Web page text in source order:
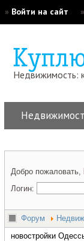
» Войти на сайт »
Недвижимость:
Добро пожаловать,
Логин:
Форум
новостройки